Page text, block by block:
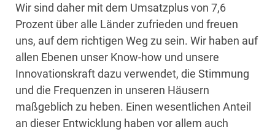
Wir sind daher mit dem Umsatzplus von 7,6
Prozent über alle Länder zufrieden und freuen
uns, auf dem richtigen Weg zu sein. Wir haben auf
allen Ebenen unser Know-how und unsere
Innovationskraft dazu verwendet, die Stimmung
und die Frequenzen in unseren Häusern
maßgeblich zu heben. Einen wesentlichen Anteil
an dieser Entwicklung haben vor allem auch